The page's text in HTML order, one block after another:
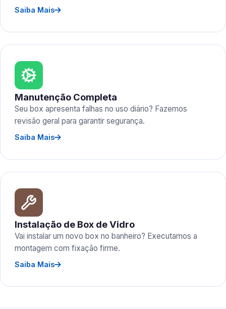
Saiba Mais
Manutenção Completa
Seu box apresenta falhas no uso diário? Fazemos
revisão geral para garantir segurança.
Saiba Mais
Instalação de Box de Vidro
Vai instalar um novo box no banheiro? Executamos a
montagem com fixação firme.
Saiba Mais